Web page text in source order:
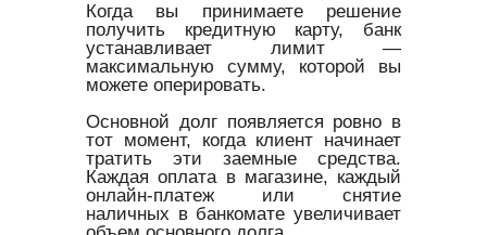
Когда вы принимаете решение
получить кредитную карту, банк
устанавливает лимит —
максимальную сумму, которой вы
можете оперировать.
Основной долг появляется ровно в
тот момент, когда клиент начинает
тратить эти заемные средства.
Каждая оплата в магазине, каждый
онлайн-платеж или снятие
наличных в банкомате увеличивает